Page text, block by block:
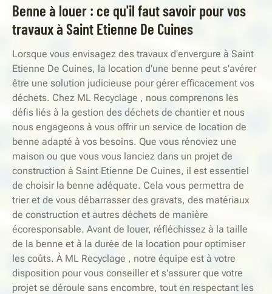
Benne à louer : ce qu'il faut savoir pour vos
travaux à Saint Etienne De Cuines
Lorsque vous envisagez des travaux d'envergure à Saint
Etienne De Cuines, la location d'une benne peut s'avérer
être une solution judicieuse pour gérer efficacement vos
déchets. Chez ML Recyclage , nous comprenons les
défis liés à la gestion des déchets de chantier et nous
nous engageons à vous offrir un service de location de
benne adapté à vos besoins. Que vous rénoviez une
maison ou que vous vous lanciez dans un projet de
construction à Saint Etienne De Cuines, il est essentiel
de choisir la benne adéquate. Cela vous permettra de
trier et de vous débarrasser des gravats, des matériaux
de construction et autres déchets de manière
écoresponsable. Avant de louer, réfléchissez à la taille
de la benne et à la durée de la location pour optimiser
les coûts. À ML Recyclage , notre équipe est à votre
disposition pour vous conseiller et s'assurer que votre
projet se déroule sans encombre, tout en respectant les